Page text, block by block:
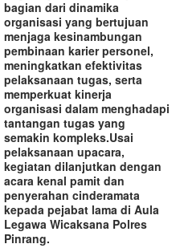
bagian dari dinamika
organisasi yang bertujuan
menjaga kesinambungan
pembinaan karier personel,
meningkatkan efektivitas
pelaksanaan tugas, serta
memperkuat kinerja
organisasi dalam menghadapi
tantangan tugas yang
semakin kompleks.‎‎Usai
pelaksanaan upacara,
kegiatan dilanjutkan dengan
acara kenal pamit dan
penyerahan cinderamata
kepada pejabat lama di Aula
Legawa Wicaksana Polres
Pinrang.